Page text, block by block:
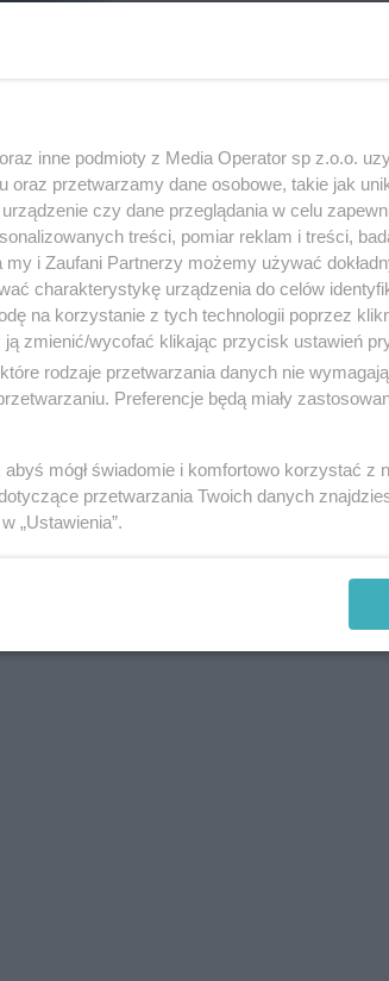
swój start w
inne podmioty z Media Operator sp z.o.o.
oraz przetwarzamy dane osobowe, takie jak
czy dane przeglądania w celu
treści, pomiar reklam i treści,
my i Zaufani Partnerzy możemy używać
charakterystykę urządzenia do celów
na korzystanie z tych technologii poprzez
zmienić/wycofać klikając przycisk ustawień
rodzaje przetwarzania danych nie
Preferencje będą miały
mógł świadomie i komfortowo korzystać z
przetwarzania Twoich danych
„Ustawienia”.